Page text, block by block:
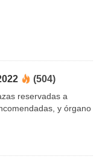
(504)
reservadas a
y órgano